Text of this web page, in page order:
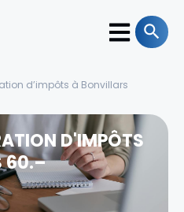
d’impôts à Bonvillars
D'IMPÔTS
60.–